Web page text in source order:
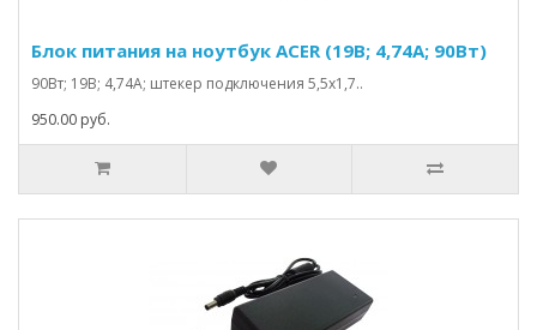
Блок питания на ноутбук ACER (19В; 4,74А; 90Вт)
90Вт; 19В; 4,74А; штекер подключения 5,5х1,7..
950.00 руб.